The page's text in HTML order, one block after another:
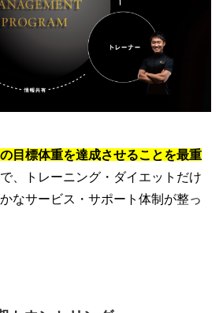
目標体重を達成させることを最重
、トレーニング・ダイエットだけ
なサービス・サポート体制が整っ